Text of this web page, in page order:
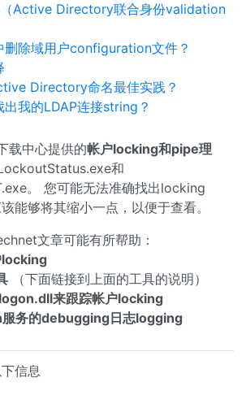
Active Directory联合身份validation
删除域用户configuration文件？
Directory命名最佳实践？
出我的LDAP连接string？
载中心提供的帐户locking和pipe理
和
。 您可能无法准确找出locking
能够将其缩小一点，以便于查看。
文章可能有所帮助：
locking
（下面链接到上面的工具的说明）
来跟踪帐户locking
务的debugging日志logging
信息